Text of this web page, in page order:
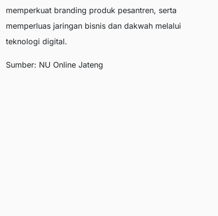
memperkuat branding produk pesantren, serta
memperluas jaringan bisnis dan dakwah melalui
teknologi digital.
Sumber: NU Online Jateng